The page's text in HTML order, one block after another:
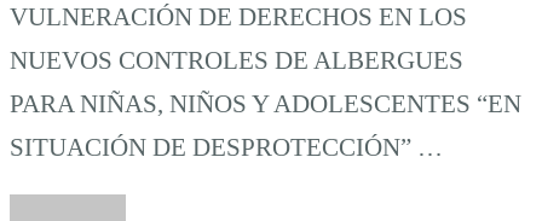
VULNERACIÓN DE DERECHOS EN LOS
NUEVOS CONTROLES DE ALBERGUES
PARA NIÑAS, NIÑOS Y ADOLESCENTES “EN
SITUACIÓN DE DESPROTECCIÓN” …